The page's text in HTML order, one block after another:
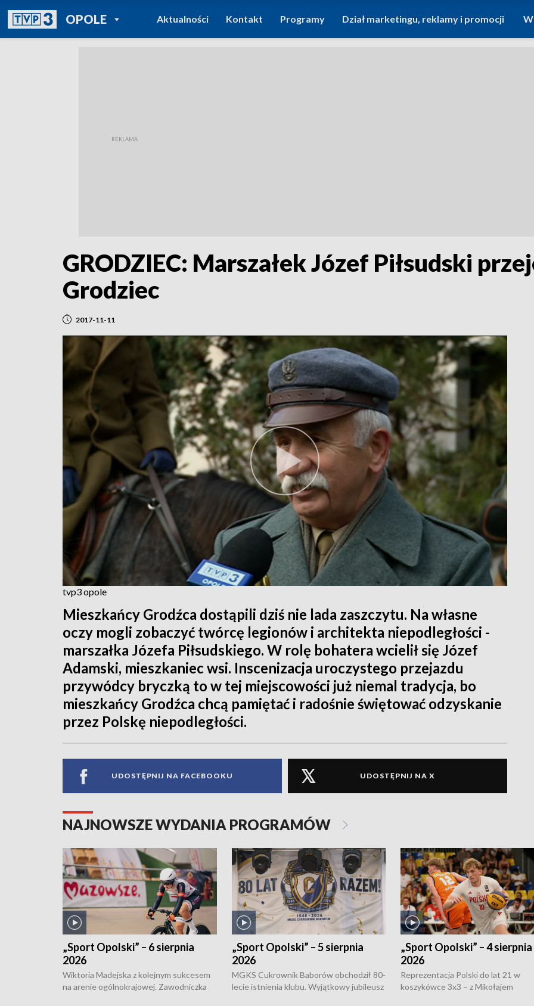
OPOLEPOWRÓT DO
TVP REGIONY
Aktualności Kontakt Programy Dział marketingu, reklamy i promocji
GRODZIEC: Marszałek Józef Piłsudski
Grodziec
2017-11-11
tvp3 opole
Mieszkańcy Grodźca dostąpili dziś nie lada zaszczytu. Na własne
oczy mogli zobaczyć twórcę legionów i architekta niepodległości -
marszałka Józefa Piłsudskiego. W rolę bohatera wcielił się Józef
Adamski, mieszkaniec wsi. Inscenizacja uroczystego przejazdu
przywódcy bryczką to w tej miejscowości już niemal tradycja, bo
mieszkańcy Grodźca chcą pamiętać i radośnie świętować odzyskanie
przez Polskę niepodległości.
UDOSTĘPNIJ NA FACEBOOKU UDOSTĘPNIJ NA X
NAJNOWSZE WYDANIA PROGRAMÓW
„Sport Opolski” – 6 sierpnia
2026
Wiktoria Madejska z kolejnym sukcesem
na arenie ogólnokrajowej. Zawodniczka
„Sport Opolski” – 5 sierpnia
2026
MGKS Cukrownik Baborów obchodził 80-
lecie istnienia klubu. Wyjątkowy jubileusz
„Sport Opolski” – 4 sierpnia
2026
Reprezentacja Polski do lat 21 w
koszykówce 3x3 – z Mikołajem